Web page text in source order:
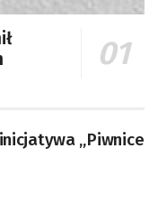
„Piwnice